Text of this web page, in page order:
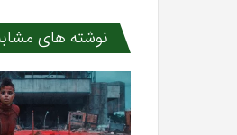
نوشته های